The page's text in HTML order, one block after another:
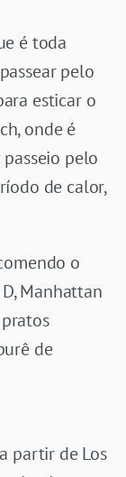
é toda
pelo
esticar o
onde é
pelo
de calor,
o
Manhattan
de
partir de Los